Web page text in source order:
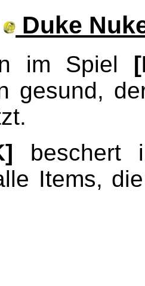
Duke
im Spiel
gesund,
beschert
Items,